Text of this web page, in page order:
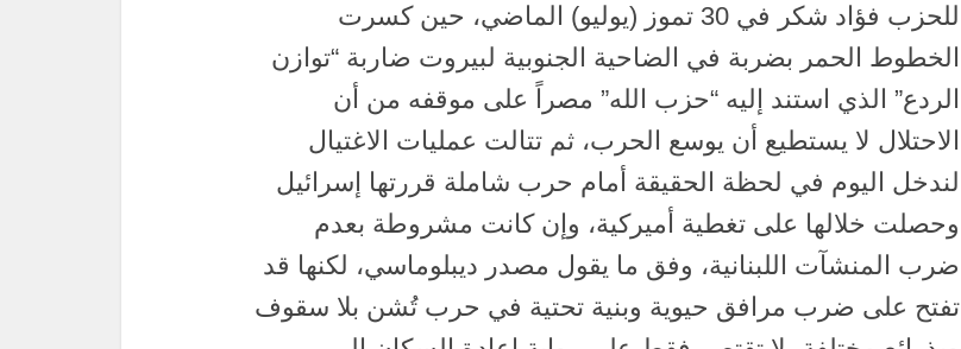
للحزب فؤاد شكر في 30 تموز (يوليو) الماضي، حين كسرت
الخطوط الحمر بضربة في الضاحية الجنوبية لبيروت ضاربة “توازن
الردع” الذي استند إليه “حزب الله” مصراً على موقفه من أن
الاحتلال لا يستطيع أن يوسع الحرب، ثم تتالت عمليات الاغتيال
لندخل اليوم في لحظة الحقيقة أمام حرب شاملة قررتها إسرائيل
وحصلت خلالها على تغطية أميركية، وإن كانت مشروطة بعدم
ضرب المنشآت اللبنانية، وفق ما يقول مصدر ديبلوماسي، لكنها قد
تفتح على ضرب مرافق حيوية وبنية تحتية في حرب تُشن بلا سقوف